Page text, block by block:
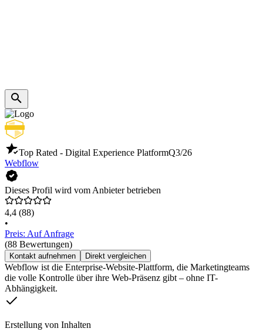
Top Rated - Digital Experience PlatformQ3/26
Webflow
Dieses Profil wird vom Anbieter betrieben
4,4 (88)
•
Preis: Auf Anfrage
(88 Bewertungen)
Kontakt aufnehmen Direkt vergleichen
Webflow ist die Enterprise-Website-Plattform, die Marketingteams
die volle Kontrolle über ihre Web-Präsenz gibt – ohne IT-
Abhängigkeit.
Erstellung von Inhalten